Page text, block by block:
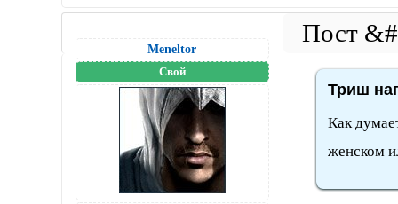
Meneltоr
Свой
Триш
Как
женском